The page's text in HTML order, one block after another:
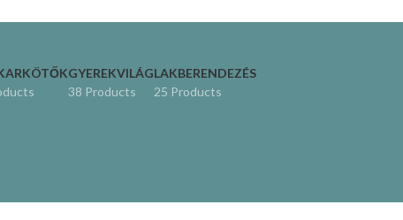
GYEREKVILÁG
38 Products
LAKBERENDEZÉS
25 Products